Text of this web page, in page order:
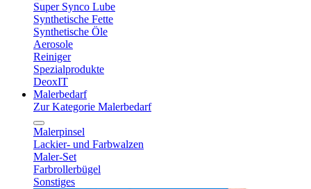
Super Synco Lube
Synthetische Fette
Synthetische Öle
Aerosole
Reiniger
Spezialprodukte
DeoxIT
Malerbedarf
Zur Kategorie Malerbedarf
Malerpinsel
Lackier- und Farbwalzen
Maler-Set
Farbrollerbügel
Sonstiges